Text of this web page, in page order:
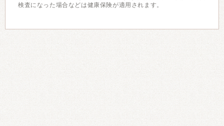
検査になった場合などは健康保険が適用されます。